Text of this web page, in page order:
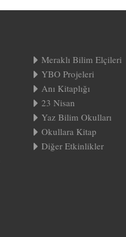
Meraklı Bilim Elçileri
YBO Projeleri
Anı Kitaplığı
23 Nisan
Yaz Bilim Okulları
Okullara Kitap
Diğer Etkinlikler